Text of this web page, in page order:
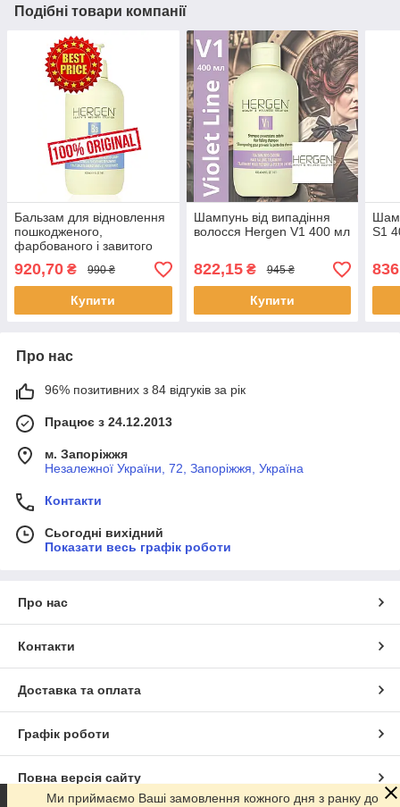
Подібні товари компанії
Бальзам для відновлення
пошкодженого,
фарбованого і завитого
волосся Hergen B3 400 мл
920,70 ₴ 990 ₴
Купити
Шампунь від випадіння
волосся Hergen V1 400 мл
822,15₴ 945 ₴
Купити
S1
Про нас
96% позитивних з 84 відгуків за рік
Працює з 24.12.2013
м. Запоріжжя
Незалежної України, 72, Запоріжжя, Україна
Контакти
Сьогодні вихідний
Показати весь графік роботи
Про нас
Контакти
Доставка та оплата
Графік роботи
Повна версія сайту
Ми приймаємо Ваші замовлення кожного дня з ранку до